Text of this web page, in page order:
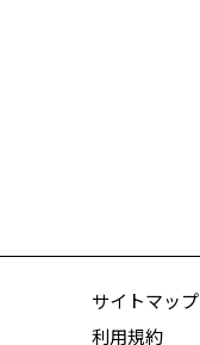
サイトマップ
利用規約